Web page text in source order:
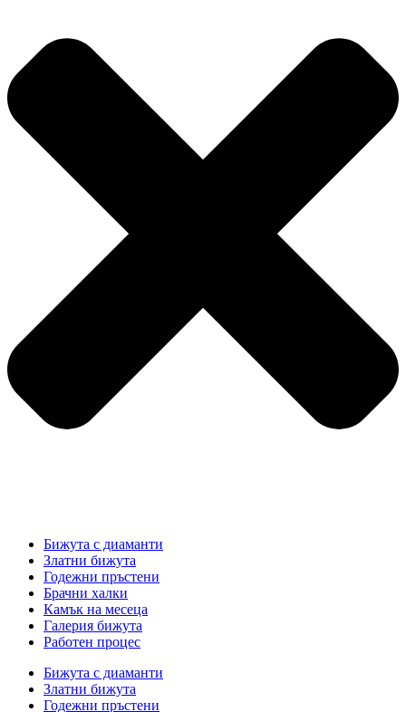
Бижута с диаманти
Златни бижута
Годежни пръстени
Брачни халки
Камък на месеца
Галерия бижута
Работен процес
Бижута с диаманти
Златни бижута
Годежни пръстени